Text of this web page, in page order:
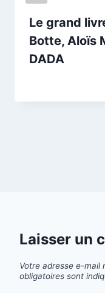
Le grand
Botte, Aloïs
DADA
Laisser un
Votre adresse e-mail
obligatoires sont